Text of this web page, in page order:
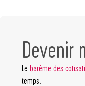
Devenir
Le barème des
temps.